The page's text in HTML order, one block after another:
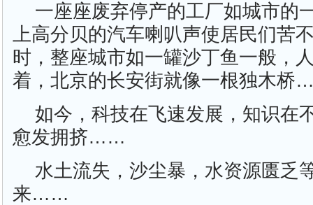
一座座废弃停产的工厂如城市的
上高分贝的汽车喇叭声使居民们苦
时，整座城市如一罐沙丁鱼一般，
着，北京的长安街就像一根独木
如今，科技在飞速发展，知识在
愈发拥挤……
水土流失，沙尘暴，水资源匮乏
来……